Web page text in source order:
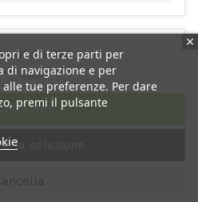
e di terze parti per
di navigazione e per
tue preferenze. Per dare
premi il pulsante
di analisi
Sì
performance
la selezione
tutti